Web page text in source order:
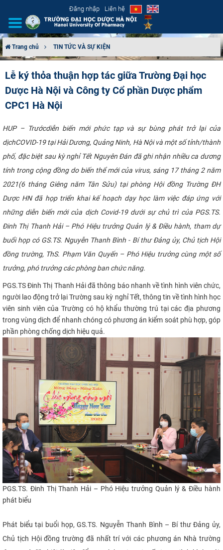
Đăng nhập Liên hệ
CƠ CẤU TỔ CHỨC
TUYỂN SINH
ĐÀO TẠO
ĐẢM BẢO CHẤT LƯỢNG
KHOA HỌC CÔNG NGHỆ
HTQT
CỰU NGƯỜI HỌC
Trang chủ TIN TỨC VÀ SỰ KIỆN
Lễ ký thỏa thuận hợp tác giữa Trường Đại học
Dược Hà Nội và Công ty Cổ phần Dược phẩm
CPC1 Hà Nội
​HUP – Trướcdiễn biến mới phức tạp và sự bùng phát trở lại của
dịchCOVID-19 tại Hải Dương, Quảng Ninh, Hà Nội và một số tỉnh/thành
phố, đặc biệt sau kỳ nghỉ Tết Nguyên Đán đã ghi nhận nhiều ca dương
tính trong cộng đồng do biến thể mới của virus, sáng 17 tháng 2 năm
2021(6 tháng Giêng năm Tân Sửu) tại phòng Hội đồng Trường ĐH
Dược HN đã họp triển khai kế hoạch dạy học làm việc đáp ứng với
những diễn biến mới của dịch Covid-19 dưới sự chủ trì của PGS.TS.
Đinh Thị Thanh Hải – Phó Hiệu trưởng Quản lý & Điều hành, tham dự
buổi họp có GS.TS. Nguyễn Thanh Bình - Bí thư Đảng ủy, Chủ tịch Hội
đồng trường, ThS. Phạm Văn Quyến – Phó Hiệu trưởng cùng một số
trưởng, phó trưởng các phòng ban chức năng.​ ​
PGS.TS Đinh Thị Thanh Hải đã thông báo nhanh về tình hình viên chức,
người lao động trở lại Trường sau kỳ nghỉ Tết, thông tin về tình hình học
viên sinh viên của Trường có hộ khẩu thường trú tại các địa phương
trong vùng dịch để nhanh chóng có phương án kiểm soát phù hợp, góp
phần phòng chống dịch hiệu quả.
PGS.TS. Đinh Thị Thanh Hải – Phó Hiệu trưởng Quản lý & Điều hành
phát biểu
Phát biểu tại buổi họp, GS.TS. Nguyễn Thanh Bình – Bí thư Đảng ủy,
Chủ tịch Hội đồng trường đã nhất trí với các phương án Nhà trường